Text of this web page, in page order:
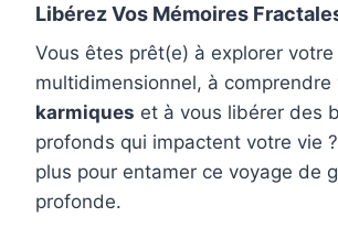
Libérez Vos Mémoires
Vous êtes prêt(e) à explorer votre
multidimensionnel, à comprendre
karmiques et à vous libérer des
profonds qui impactent votre vie
plus pour entamer ce voyage de
profonde.